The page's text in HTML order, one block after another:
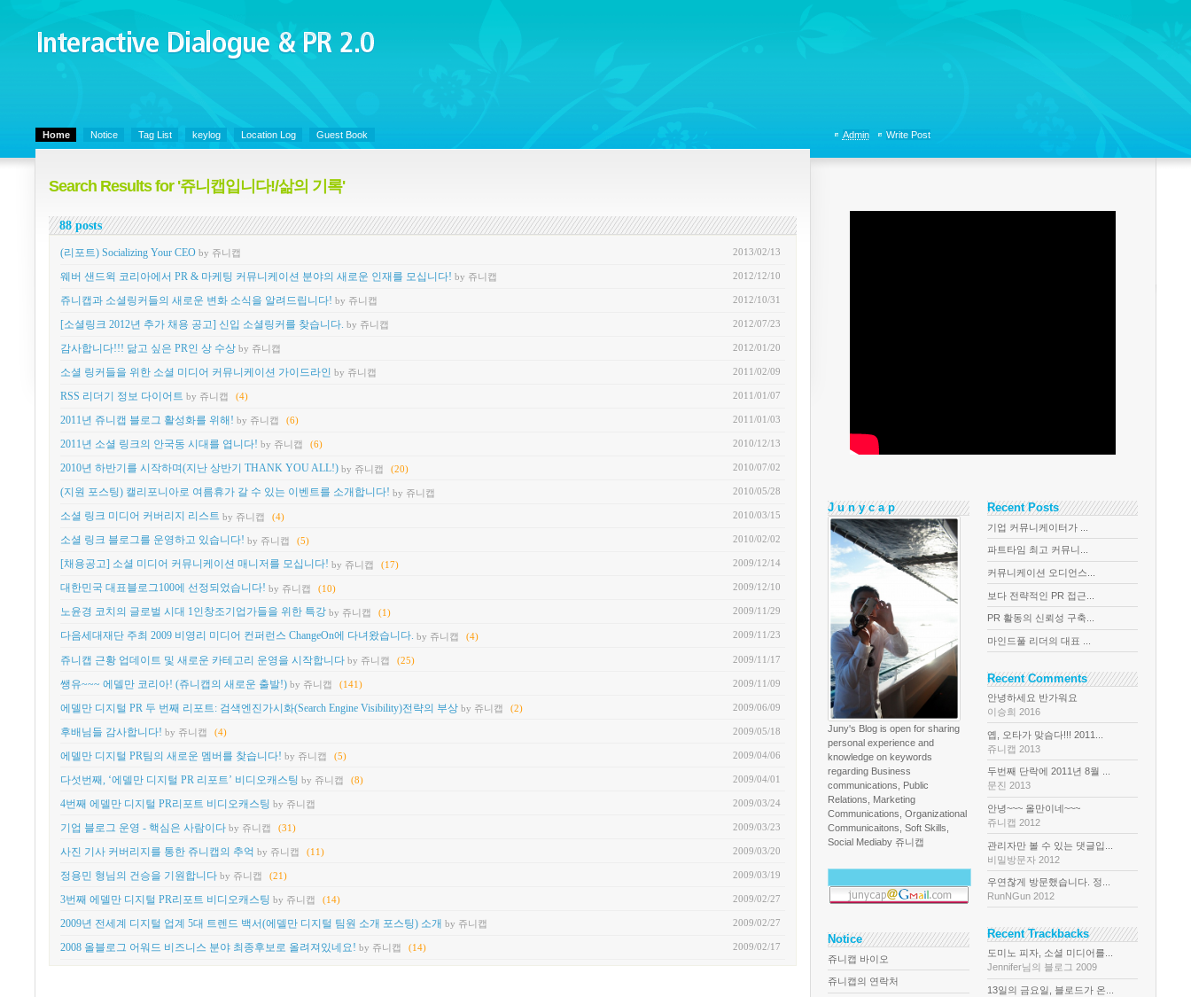
Interactive Dialogue &
PR 2.0
Home Notice Tag List keylog Location Log Guest Book
Search Results for '쥬니캡입니다!/삶의 기록'
88 posts
2013/02/13
(리포트) Socializing Your CEO by 쥬니캡
2012/12/10
웨버 샌드윅 코리아에서 PR & 마케팅 커뮤니케이션 분야의 새로운 인재를 모십니다! by 쥬니캡
2012/10/31
쥬니캡과 소셜링커들의 새로운 변화 소식을 알려드립니다! by 쥬니캡
2012/07/23
[소셜링크 2012년 추가 채용 공고] 신입 소셜링커를 찾습니다. by 쥬니캡
2012/01/20
감사합니다!!! 닮고 싶은 PR인 상 수상 by 쥬니캡
2011/02/09
소셜 링커들을 위한 소셜 미디어 커뮤니케이션 가이드라인 by 쥬니캡
2011/01/07
RSS 리더기 정보 다이어트 by 쥬니캡 (4)
2011/01/03
2011년 쥬니캡 블로그 활성화를 위해! by 쥬니캡 (6)
2010/12/13
2011년 소셜 링크의 안국동 시대를 엽니다! by 쥬니캡 (6)
2010/07/02
2010년 하반기를 시작하며(지난 상반기 THANK YOU ALL!) by 쥬니캡 (20)
2010/05/28
(지원 포스팅) 캘리포니아로 여름휴가 갈 수 있는 이벤트를 소개합니다! by 쥬니캡
2010/03/15
소셜 링크 미디어 커버리지 리스트 by 쥬니캡 (4)
2010/02/02
소셜 링크 블로그를 운영하고 있습니다! by 쥬니캡 (5)
2009/12/14
[채용공고] 소셜 미디어 커뮤니케이션 매니저를 모십니다! by 쥬니캡 (17)
2009/12/10
대한민국 대표블로그100에 선정되었습니다! by 쥬니캡 (10)
2009/11/29
노윤경 코치의 글로벌 시대 1인창조기업가들을 위한 특강 by 쥬니캡 (1)
2009/11/23
다음세대재단 주최 2009 비영리 미디어 컨퍼런스 ChangeOn에 다녀왔습니다. by 쥬니캡 (4)
2009/11/17
쥬니캡 근황 업데이트 및 새로운 카테고리 운영을 시작합니다 by 쥬니캡 (25)
2009/11/09
쌩유~~~ 에델만 코리아! (쥬니캡의 새로운 출발!) by 쥬니캡 (141)
2009/06/09
에델만 디지털 PR 두 번째 리포트: 검색엔진가시화(Search Engine Visibility)전략의 부상 by 쥬니캡 (2)
2009/05/18
후배님들 감사합니다! by 쥬니캡 (4)
2009/04/06
에델만 디지털 PR팀의 새로운 멤버를 찾습니다! by 쥬니캡 (5)
2009/04/01
다섯번째, ‘에델만 디지털 PR 리포트’ 비디오캐스팅 by 쥬니캡 (8)
2009/03/24
4번째 에델만 디지털 PR리포트 비디오캐스팅 by 쥬니캡
2009/03/23
기업 블로그 운영 - 핵심은 사람이다 by 쥬니캡 (31)
2009/03/20
사진 기사 커버리지를 통한 쥬니캡의 추억 by 쥬니캡 (11)
2009/03/19
정용민 형님의 건승을 기원합니다 by 쥬니캡 (21)
2009/02/27
3번째 에델만 디지털 PR리포트 비디오캐스팅 by 쥬니캡 (14)
2009/02/27
2009년 전세계 디지털 업계 5대 트렌드 백서(에델만 디지털 팀원 소개 포스팅) 소개 by 쥬니캡
2009/02/17
2008 올블로그 어워드 비즈니스 분야 최종후보로 올려져있네요! by 쥬니캡 (14)
Admin Write Post
J u n y c a p
Juny's Blog is open for sharing
personal experience and
knowledge on keywords
regarding Business
communications, Public
Relations, Marketing
Communications, Organizational
Communicaitons, Soft Skills,
Social Mediaby 쥬니캡
Notice
쥬니캡 바이오
쥬니캡의 연락처
Recent Posts
기업 커뮤니케이터가 ...
파트타임 최고 커뮤니...
커뮤니케이션 오디언스...
보다 전략적인 PR 접근...
PR 활동의 신뢰성 구축...
마인드풀 리더의 대표 ...
Recent Comments
안녕하세요 반가워요
이승희 2016
옙, 오타가 맞슴다!!! 2011...
쥬니캡 2013
두번째 단락에 2011년 8월 ...
문진 2013
안녕~~~ 올만이네~~~
쥬니캡 2012
관리자만 볼 수 있는 댓글입...
비밀방문자 2012
우연찮게 방문했습니다. 정...
RunNGun 2012
Recent Trackbacks
도미노 피자, 소셜 미디어를...
Jennifer님의 블로그 2009
13일의 금요일, 블로드가 온...